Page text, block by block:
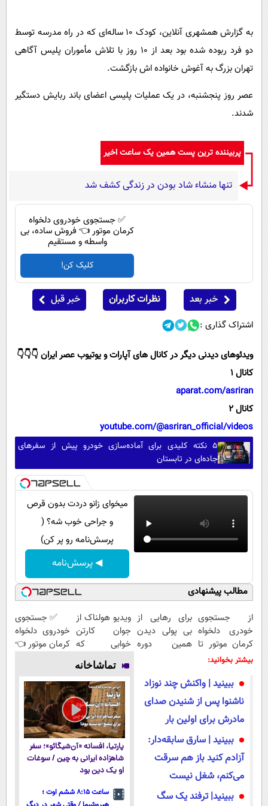
به گزارش همشهری آنلاین، کودک ۱۰ ساله‌ای که در راه مدرسه توسط
دو فرد ربوده شده بود بعد از ۱۰ روز با تلاش مأموران پلیس آگاهی
تهران بزرگ به آغوش خانواده اش بازگشت.
عصر روز پنجشنبه، در یک عملیات پلیسی اعضای باند ربایش دستگیر
شدند.
پربیننده ترین پست همین یک ساعت اخیر
تنها منشاء شاد بودن در زندگی کشف شد
✅ جستجوی خودروی دلخواه
کرمان موتور 👈 فروش ساده، بی
واسطه و مستقیم
کلیک کن!
خبر بعد نظرات کاربران خبر قبل
اشتراک گذاری :
ویدئوهای دیدنی دیگر در کانال های آپارات و یوتیوب عصر ایران 👇👇👇
کانال 1
aparat.com/asriran
کانال 2
youtube.com/@asriran_official/videos
۵ نکته کلیدی برای آماده‌سازی خودرو پیش از سفرهای
جاده‌ای در تابستان
میخوای زانو دردت بدون قرص
و جراحی خوب شه؟ (
پرسش‌نامه رو پر کن)
◀ پرسش‌نامه
مطالب پیشنهادی
از جستجوی
خودری دلخواه
کرمان موتور تا
فروش آن،
واسطه و
مستقیم
برای رهایی از
بی پولی دیدن
همین دوره
کن)
ویدیو هولناک از
جوان کارتن
خوابی که
میلیاردر شد.
آموزش رایگان
✅ جستجوی
خودروی دلخواه
کرمان موتور 👈
مستقیم
بیشتر بخوانید:
ببینید | واکنش چند نوزاد
ناشنوا پس از شنیدن صدای
مادرش برای اولین بار
ببینید | سارق سابقه‌دار:
آزادم کنید باز هم سرقت
می‌کنم، شغل نیست
ببینید| ترفند یک سگ
تماشاخانه
پارتیا، افسانه «آن‌شیگائو»؛ سفر
شاهزاده ایرانی به چین / سوغات
او یک دین بود
ساعت ۸:۱۵ ششم اوت ؛